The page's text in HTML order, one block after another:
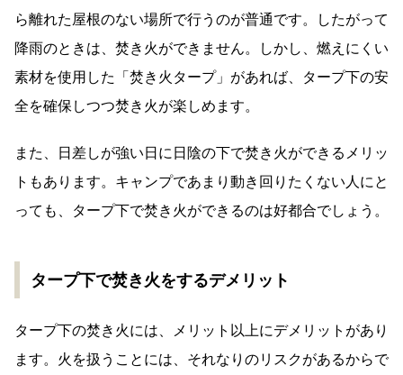
ら離れた屋根のない場所で行うのが普通です。したがって
降雨のときは、焚き火ができません。しかし、燃えにくい
素材を使用した「焚き火タープ」があれば、タープ下の安
全を確保しつつ焚き火が楽しめます。
また、日差しが強い日に日陰の下で焚き火ができるメリッ
トもあります。キャンプであまり動き回りたくない人にと
っても、タープ下で焚き火ができるのは好都合でしょう。
タープ下で焚き火をするデメリット
タープ下の焚き火には、メリット以上にデメリットがあり
ます。火を扱うことには、それなりのリスクがあるからで